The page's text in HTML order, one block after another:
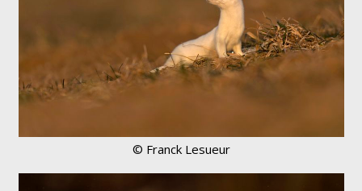
© Franck Lesueur